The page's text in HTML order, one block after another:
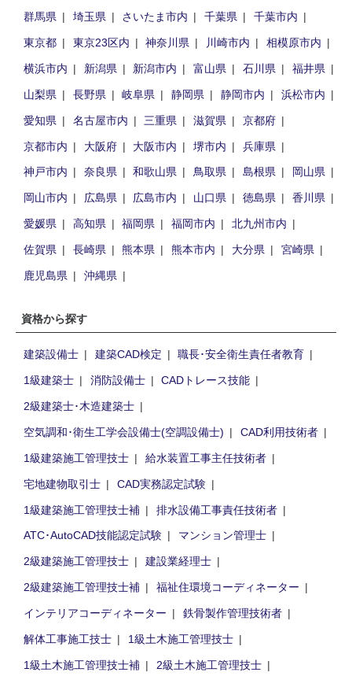
群馬県
埼玉県 さいたま市内 千葉県
千葉市内
東京都
東京23区内 神奈川県 川崎市内
相模原市内
横浜市内
新潟県 新潟市内 富山県 石川県
福井県
山梨県
長野県 岐阜県 静岡県 静岡市内
浜松市内
愛知県
名古屋市内 三重県 滋賀県
京都府
京都市内
大阪府 大阪市内 堺市内
兵庫県
神戸市内
奈良県 和歌山県 鳥取県 島根県
岡山県
岡山市内
広島県 広島市内 山口県 徳島県
香川県
愛媛県
高知県 福岡県 福岡市内
北九州市内
佐賀県
長崎県 熊本県 熊本市内 大分県
宮崎県
鹿児島県
沖縄県
資格から探す
建築設備士 建築CAD検定
職長･安全衛生責任者教育
1級建築士
消防設備士
CADトレース技能
2級建築士･木造建築士
空気調和･衛生工学会設備士(空調設備士)
CAD利用技術者
1級建築施工管理技士
給水装置工事主任技術者
宅地建物取引士
CAD実務認定試験
1級建築施工管理技士補
排水設備工事責任技術者
ATC･AutoCAD技能認定試験
マンション管理士
2級建築施工管理技士
建設業経理士
2級建築施工管理技士補
福祉住環境コーディネーター
インテリアコーディネーター
鉄骨製作管理技術者
解体工事施工技士
1級土木施工管理技士
1級土木施工管理技士補
2級土木施工管理技士